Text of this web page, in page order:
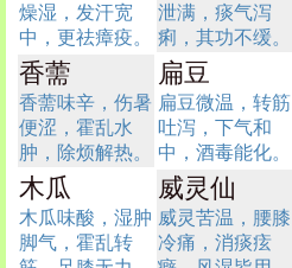
燥湿，发汗宽
中，更祛瘴疫。
泄满，痰气泻
痢，其功不缓。
香薷
香薷味辛，伤暑
便涩，霍乱水
肿，除烦解热。
扁豆
扁豆微温，转筋
吐泻，下气和
中，酒毒能化。
木瓜
木瓜味酸，湿肿
脚气，霍乱转
威灵仙
威灵苦温，腰膝
冷痛，消痰痃